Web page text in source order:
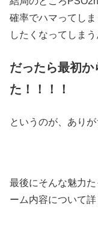
確率でハマってし
したくなってしまう
だったら最初か
た！！！！
というのが、あり
最後にそんな魅力
ーム内容について